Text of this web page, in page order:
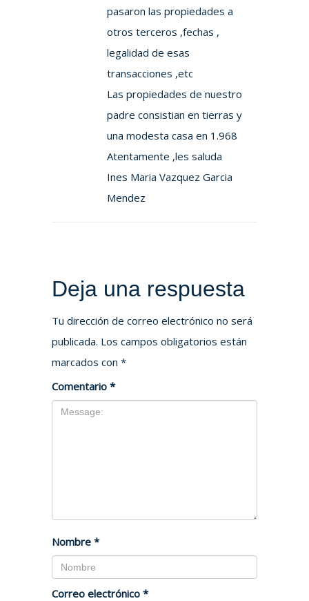
pasaron las propiedades a
otros terceros ,fechas ,
legalidad de esas
transacciones ,etc
Las propiedades de nuestro
padre consistian en tierras y
una modesta casa en 1.968
Atentamente ,les saluda
Ines Maria Vazquez Garcia
Mendez
Deja una respuesta
Tu dirección de correo electrónico no será
publicada. Los campos obligatorios están
marcados con *
Comentario *
Nombre *
Correo electrónico *